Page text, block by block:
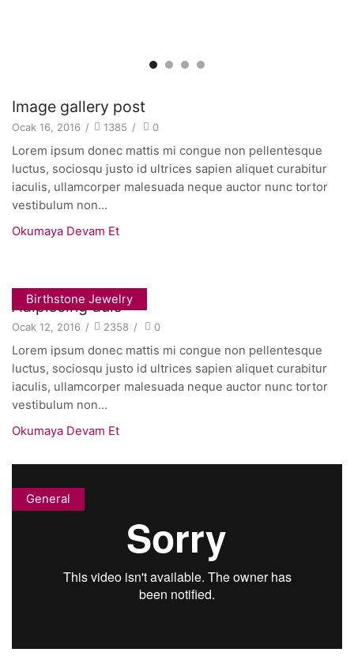
Image gallery post
Ocak 16, 2016 / 1385 / 0
Lorem ipsum donec mattis mi congue non pellentesque
luctus, sociosqu justo id ultrices sapien aliquet curabitur
iaculis, ullamcorper malesuada neque auctor nunc tortor
vestibulum non...
Okumaya Devam Et
Birthstone Jewelry
Adipiscing duis
Ocak 12, 2016 / 2358 / 0
Lorem ipsum donec mattis mi congue non pellentesque
luctus, sociosqu justo id ultrices sapien aliquet curabitur
iaculis, ullamcorper malesuada neque auctor nunc tortor
vestibulum non...
Okumaya Devam Et
General